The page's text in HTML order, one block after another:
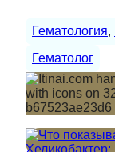
Гематология,
Гематолог